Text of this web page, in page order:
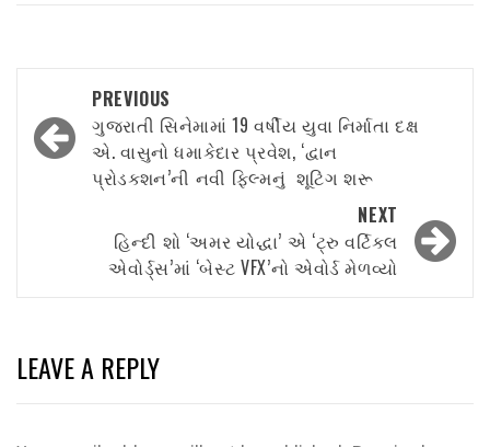
navigation
PREVIOUS
ગુજરાતી સિનેમામાં 19 વર્ષીય યુવા નિર્માતા દક્ષ
એ. વાસુનો ધમાકેદાર પ્રવેશ, ‘દ્વાન
પ્રોડક્શન’ની નવી ફિલ્મનું શૂટિંગ શરૂ
NEXT
હિન્દી શો ‘અમર યોદ્ધા’ એ ‘ટ્રુ વર્ટિકલ
એવોર્ડ્સ’માં ‘બેસ્ટ VFX’નો એવોર્ડ મેળવ્યો
LEAVE A REPLY